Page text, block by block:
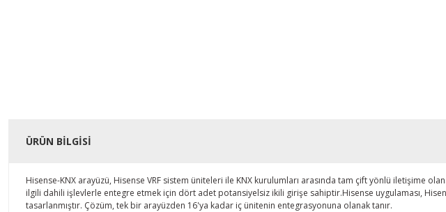
ÜRÜN BILGISI
Hisense-KNX arayüzü, Hisense VRF sistem üniteleri ile KNX kurulumları arasında tam çift yönlü iletişime
ilgili dahili işlevlerle entegre etmek için dört adet potansiyelsiz ikili girişe sahiptir.Hisense uygulaması,
tasarlanmıştır. Çözüm, tek bir arayüzden 16'ya kadar iç ünitenin entegrasyonuna olanak tanır.